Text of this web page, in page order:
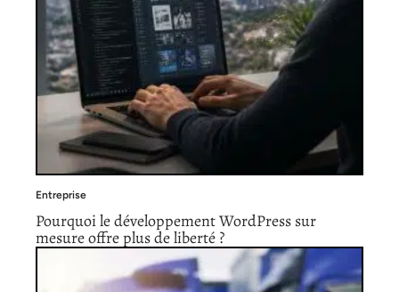
Entreprise
Pourquoi le développement WordPress sur
mesure offre plus de liberté ?